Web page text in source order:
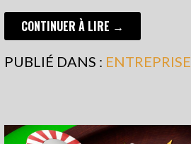
CONTINUER À LIRE →
PUBLIÉ DANS : ENTREPRISE